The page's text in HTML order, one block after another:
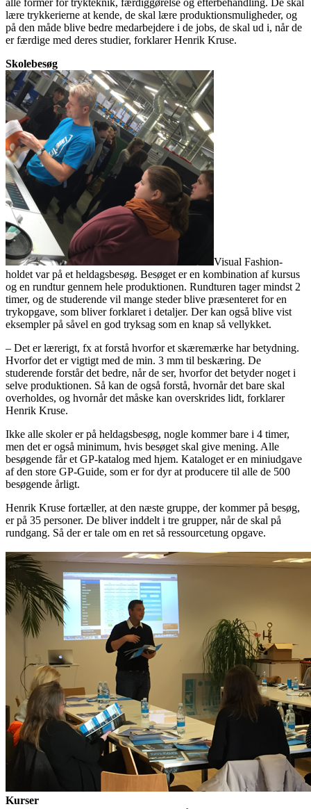
lære trykkerierne at kende, de skal lære produktionsmuligheder, og
på den måde blive bedre medarbejdere i de jobs, de skal ud i, når de
er færdige med deres studier, forklarer Henrik Kruse.
Skolebesøg
Visual Fashion-
holdet var på et heldagsbesøg. Besøget er en kombination af kursus
og en rundtur gennem hele produktionen. Rundturen tager mindst 2
timer, og de studerende vil mange steder blive præsenteret for en
trykopgave, som bliver forklaret i detaljer. Der kan også blive vist
eksempler på såvel en god tryksag som en knap så vellykket.
– Det er lærerigt, fx at forstå hvorfor et skæremærke har betydning.
Hvorfor det er vigtigt med de min. 3 mm til beskæring. De
studerende forstår det bedre, når de ser, hvorfor det betyder noget i
selve produktionen. Så kan de også forstå, hvornår det bare skal
overholdes, og hvornår det måske kan overskrides lidt, forklarer
Henrik Kruse.
Ikke alle skoler er på heldagsbesøg, nogle kommer bare i 4 timer,
men det er også minimum, hvis besøget skal give mening. Alle
besøgende får et GP-katalog med hjem. Kataloget er en miniudgave
af den store GP-Guide, som er for dyr at producere til alle de 500
besøgende årligt.
Henrik Kruse fortæller, at den næste gruppe, der kommer på besøg,
er på 35 personer. De bliver inddelt i tre grupper, når de skal på
rundgang. Så der er tale om en ret så ressourcetung opgave.
Kurser